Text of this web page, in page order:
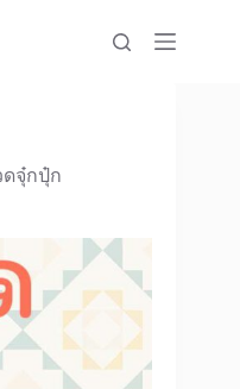
ดจุ๋กปุ๋ก